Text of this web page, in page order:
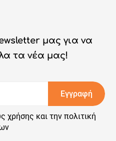
μας για να
τα νέα μας!
Εγγραφή
χρήσης και τηνπολιτική